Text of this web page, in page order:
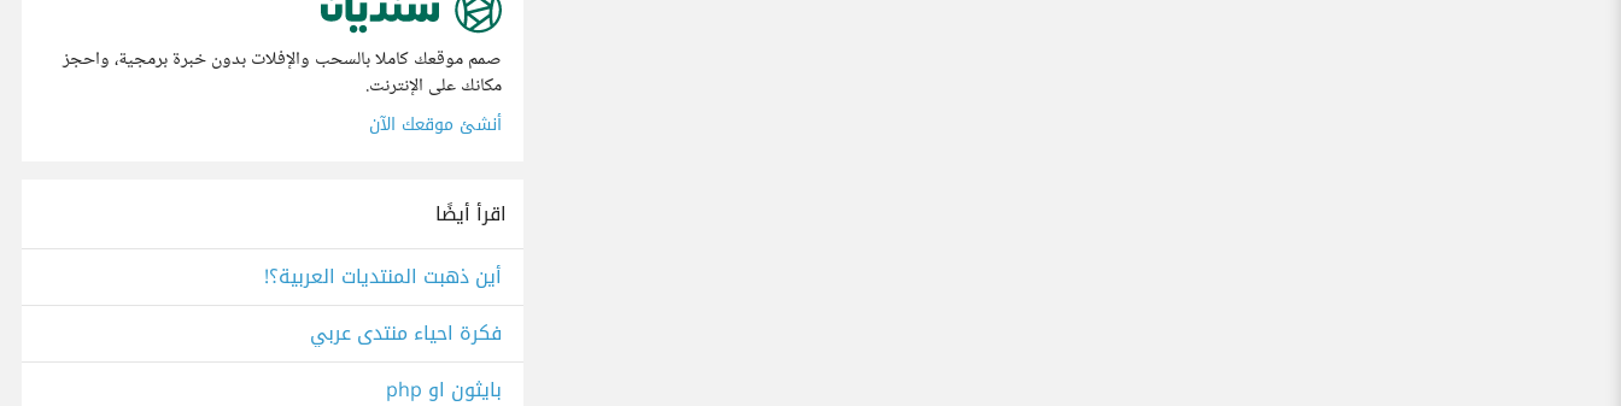
صمم موقعك كاملا بالسحب والإفلات بدون خبرة برمجية، واحجز
مكانك على الإنترنت.
أنشئ موقعك الآن
اقرأ أيضًا
أين ذهبت المنتديات العربية؟!
فكرة احياء منتدى عربي
بايثون او php